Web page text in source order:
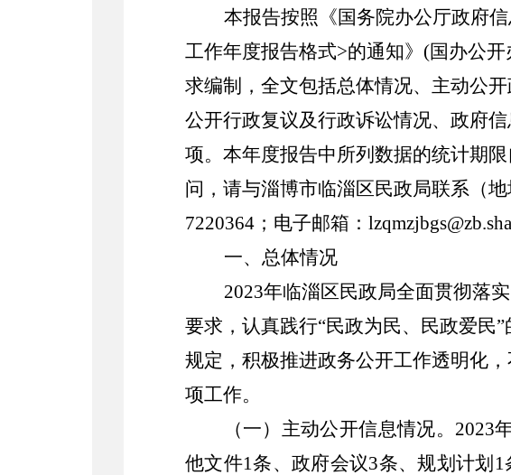
本报告按照《国务院办公厅政府
工作年度报告格式>的通知》(国办公
求编制，全文包括总体情况、主动公
公开行政复议及行政诉讼情况、政府
项。 本年度报告中所列数据的统计期限
问，请与淄博市临淄区民政局联系（地
7220364 ； 电子邮箱： lzqmzjbgs
一、 总体情况
2023年临淄区民政局全面贯彻落
要求， 认真践行“民政为民、民政爱民”
规定，积极推进政务公开工作透明化 ，
项工作。
（一） 主动公开信息情况。 2023
他文件1条、政府会议3条、规划计划 1